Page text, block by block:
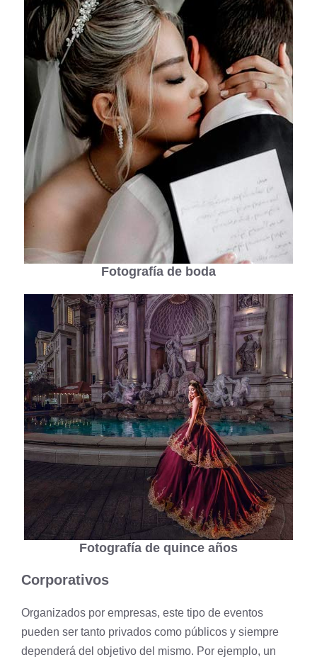
Fotografía de boda
Fotografía de quince años
Corporativos
Organizados por empresas, este tipo de eventos
pueden ser tanto privados como públicos y siempre
dependerá del objetivo del mismo. Por ejemplo, un